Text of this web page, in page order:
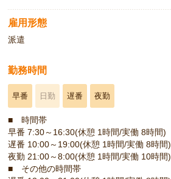
雇用形態
派遣
勤務時間
早番 日勤 遅番 夜勤
■ 時間帯
早番 7:30～16:30(休憩 1時間/実働 8時間)
遅番 10:00～19:00(休憩 1時間/実働 8時間)
夜勤 21:00～8:00(休憩 1時間/実働 10時間)
■ その他の時間帯